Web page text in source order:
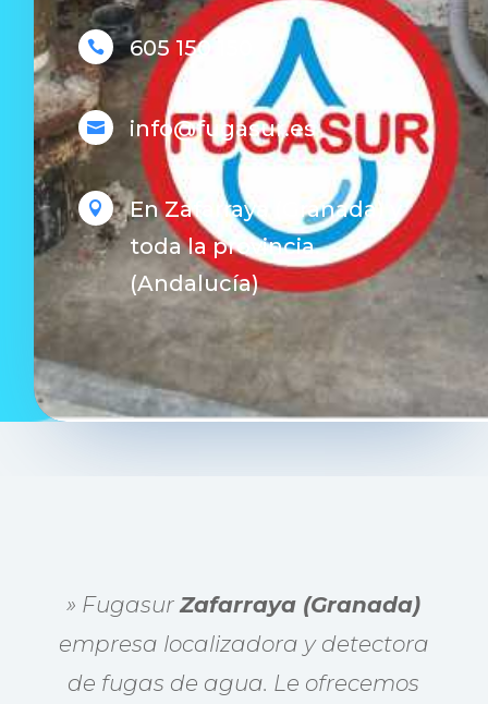
 605 150 150
 info@fugasur.es

En Zafarraya (Granada) y
toda la provincia.
(Andalucía)
» FugasurZafarraya (Granada)
empresa localizadora y detectora
de fugas de agua. Le ofrecemos